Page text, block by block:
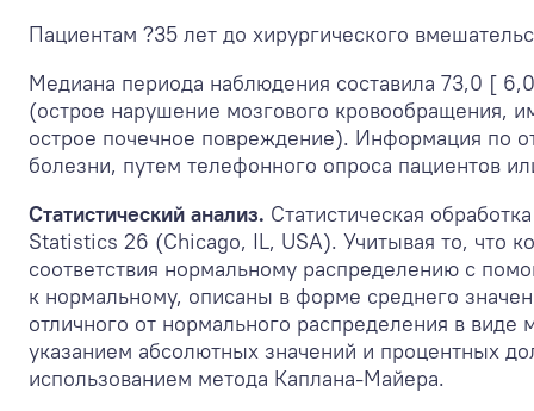
Пациентам ?35 лет до хирургического
Медиана периода наблюдения составила 73,0 [
(острое нарушение мозгового кровообращения,
острое почечное повреждение). Информация по
болезни, путем телефонного опроса пациентов
Статистический анализ. Статистическая
Statistics 26 (Chicago, IL, USA). Учитывая то, что
соответствия нормальному распределению с
к нормальному, описаны в форме среднего
отличного от нормального распределения в
указанием абсолютных значений и процентных
использованием метода Каплана-Майера.